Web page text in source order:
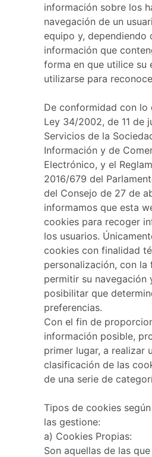
información sobre los
navegación de un
equipo y, dependiendo
información que
forma en que utilice su
utilizarse para
De conformidad con lo
Ley 34/2002, de 11 de
Servicios de la
Información y de
Electrónico, y el
2016/679 del
del Consejo de 27 de
informamos que esta
cookies para recoger
los usuarios.
cookies con finalidad
personalización, con la
permitir su navegación
posibilitar que
preferencias.
Con el fin de
información posible,
primer lugar, a realizar
clasificación de las
de una serie de
Tipos de cookies
las gestione:
a) Cookies Propias:
Son aquellas de las